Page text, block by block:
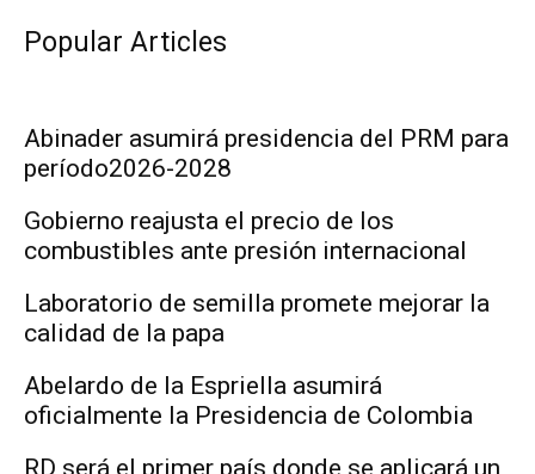
Popular Articles
Abinader asumirá presidencia del PRM para
período2026-2028
Gobierno reajusta el precio de los
combustibles ante presión internacional
Laboratorio de semilla promete mejorar la
calidad de la papa
Abelardo de la Espriella asumirá
oficialmente la Presidencia de Colombia
RD será el primer país donde se aplicará un